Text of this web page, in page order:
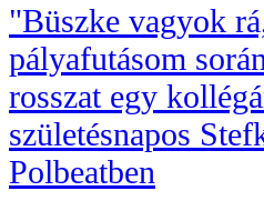
"Büszke vagyok
pályafutásom
rosszat egy
születésnapos
Polbeatben